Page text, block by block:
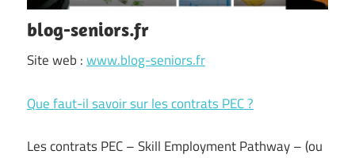
blog-seniors.fr
Site web :www.blog-seniors.fr
Que faut-il savoir sur les contrats PEC ?
Les contrats PEC – Skill Employment Pathway – (ou